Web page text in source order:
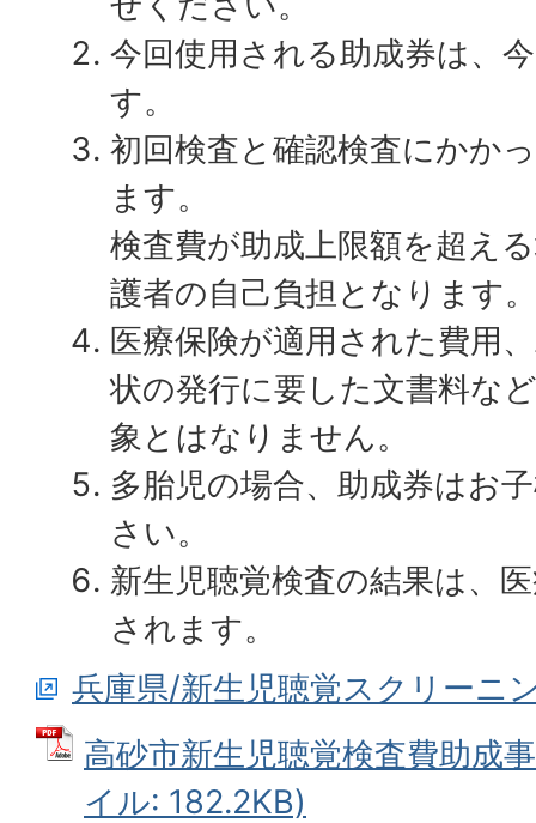
今回使用される助成券は、
す。
初回検査と確認検査にかか
ます。
検査費が助成上限額を超え
護者の自己負担となります。
医療保険が適用された費用
状の発行に要した文書料な
象とはなりません。
多胎児の場合、助成券はお
さい。
新生児聴覚検査の結果は、
されます。
兵庫県/新生児聴覚スクリーニ
高砂市新生児聴覚検査費助成
イル: 182.2KB)